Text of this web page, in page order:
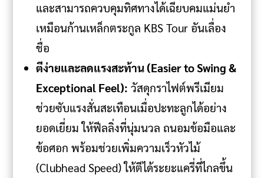
และสามารถควบคุมทิศทางได้เฉียบคมแม่นยำ
เหมือนก้านเหล็กตระกูล KBS Tour อันเลื่อง
ชื่อ
ตีง่ายและลดแรงสะท้าน (Easier to Swing &
Exceptional Feel): วัสดุกราไฟต์พรีเมียม
ช่วยซับแรงสั่นสะเทือนเมื่อปะทะลูกได้อย่าง
ยอดเยี่ยม ให้ฟีลลิ่งที่นุ่มนวล ถนอมข้อมือและ
ข้อศอก พร้อมช่วยเพิ่มความเร็วหัวไม้
(Clubhead Speed) ให้ตีได้ระยะแครี่ที่ไกลขึ้น